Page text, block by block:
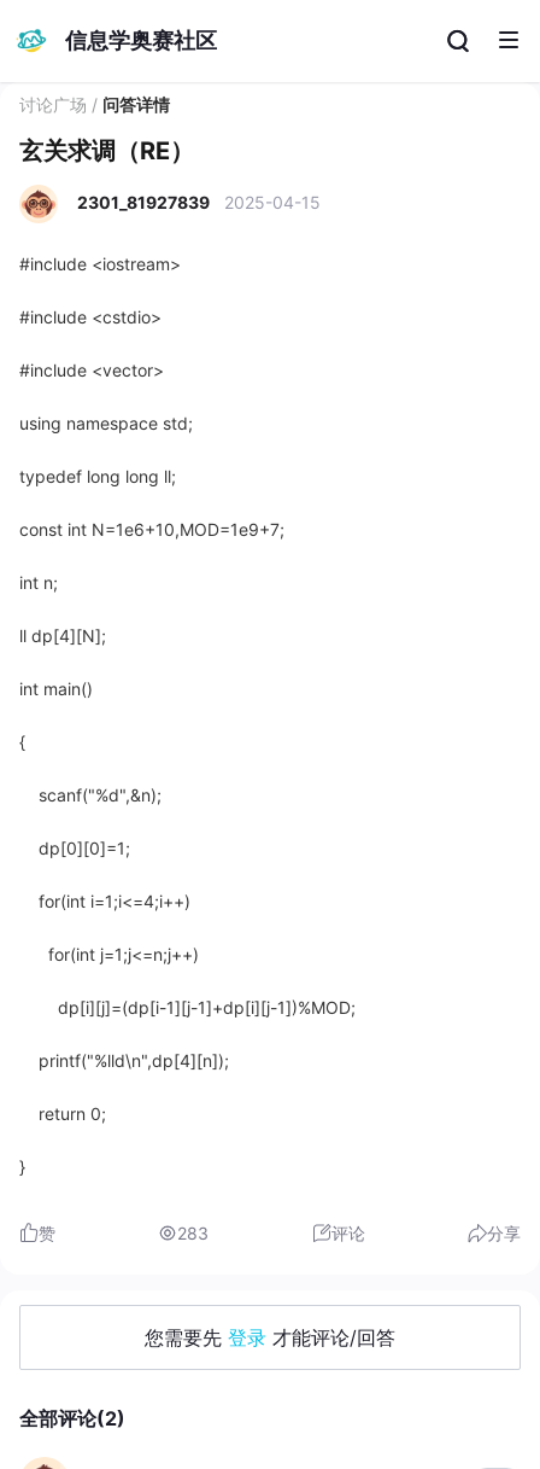
信息学奥赛社区
讨论广场 / 问答详情
玄关求调（RE）
2301_81927839 2025-04-15
#include <iostream>
#include <cstdio>
#include <vector>
using namespace std;
typedef long long ll;
const int N=1e6+10,MOD=1e9+7;
int n;
ll dp[4][N];
int main()
{
scanf("%d",&n);
dp[0][0]=1;
for(int i=1;i<=4;i++)
for(int j=1;j<=n;j++)
dp[i][j]=(dp[i-1][j-1]+dp[i][j-1])%MOD;
printf("%lld\n",dp[4][n]);
return 0;
}
赞 283 评论 分享
您需要先 登录 才能评论/回答
全部评论(2)